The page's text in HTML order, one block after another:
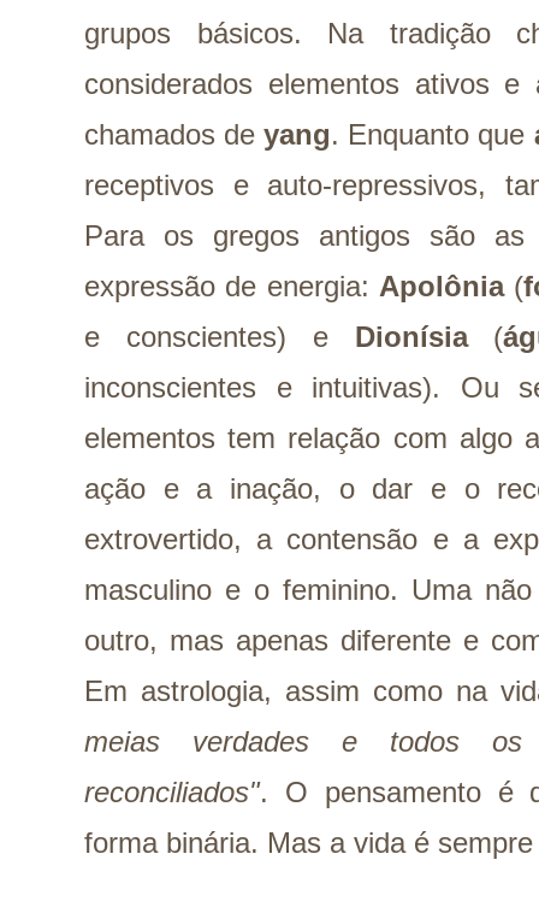
grupos básicos. Na tradição
considerados elementos ativos e
chamados deyang. Enquanto que
receptivos e auto-repressivos,
Para os gregos antigos são
expressão de energia: Apolônia(
e conscientes) e Dionísia(
inconscientes e intuitivas). Ou
elementos tem relação com algo
ação e a inação, o dar e o
extrovertido, a contensão e a
masculino e o feminino. Uma
outro, mas apenas diferente e
Em astrologia, assim como na
meias verdades e todos os
reconciliados". O pensamento é
forma binária. Mas a vida é